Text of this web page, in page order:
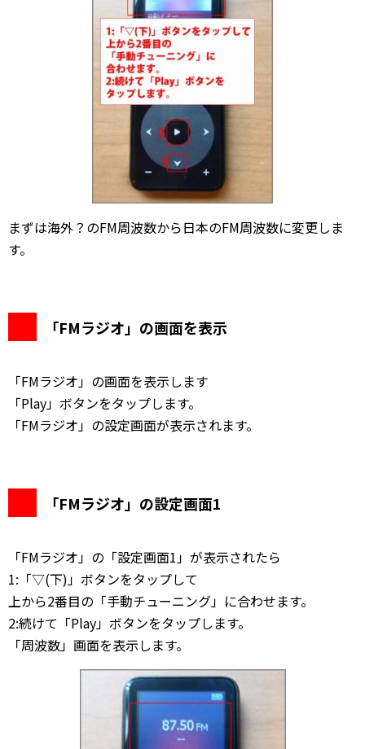
まずは海外？のFM周波数から日本のFM周波数に変更しま
す。
「FMラジオ」の画面を表示
「FMラジオ」の画面を表示します
「Play」ボタンをタップします。
「FMラジオ」の設定画面が表示されます。
「FMラジオ」の設定画面1
「FMラジオ」の「設定画面1」が表示されたら
1:「▽(下)」ボタンをタップして
上から2番目の「手動チューニング」に合わせます。
2:続けて「Play」ボタンをタップします。
「周波数」画面を表示します。